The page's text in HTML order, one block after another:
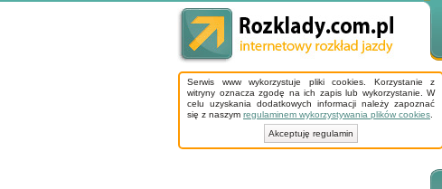
Serwis www wykorzystuje pliki cookies. Korzystanie z
witryny oznacza zgodę na ich zapis lub wykorzystanie. W
celu uzyskania dodatkowych informacji należy zapoznać
się z naszym regulaminem wykorzystywania plików cookies
Akceptuję regulamin